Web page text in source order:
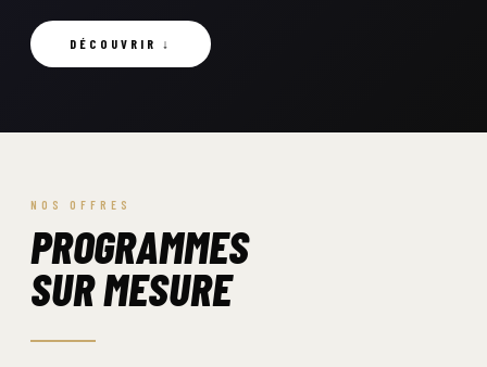
DÉCOUVRIR ↓
NOS OFFRES
PROGRAMMES
SUR MESURE